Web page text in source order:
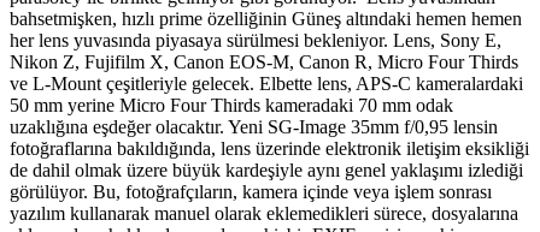
bahsetmişken, hızlı prime özelliğinin Güneş altındaki hemen hemen
her lens yuvasında piyasaya sürülmesi bekleniyor. Lens, Sony E,
Nikon Z, Fujifilm X, Canon EOS-M, Canon R, Micro Four Thirds
ve L-Mount çeşitleriyle gelecek. Elbette lens, APS-C kameralardaki
50 mm yerine Micro Four Thirds kameradaki 70 mm odak
uzaklığına eşdeğer olacaktır. Yeni SG-Image 35mm f/0,95 lensin
fotoğraflarına bakıldığında, lens üzerinde elektronik iletişim eksikliği
de dahil olmak üzere büyük kardeşiyle aynı genel yaklaşımı izlediği
görülüyor. Bu, fotoğrafçıların, kamera içinde veya işlem sonrası
yazılım kullanarak manuel olarak eklemedikleri sürece, dosyalarına